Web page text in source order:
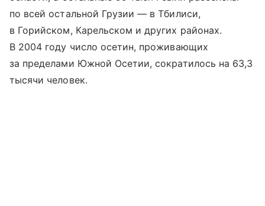
по всей остальной Грузии — в Тбилиси,
в Горийском, Карельском и других районах.
В 2004 году число осетин, проживающих
за пределами Южной Осетии, сократилось на 63,3
тысячи человек.